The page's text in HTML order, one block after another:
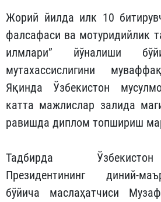
Жорий йилда илк 10
фалсафаси ва мотуридийлик
илмлари” йўналиши
мутахассислигини
Яқинда Ўзбекистон
катта мажлислар залида
равишда диплом топшириш
Тадбирда
Президентининг диний-
бўйича маслаҳатчиси